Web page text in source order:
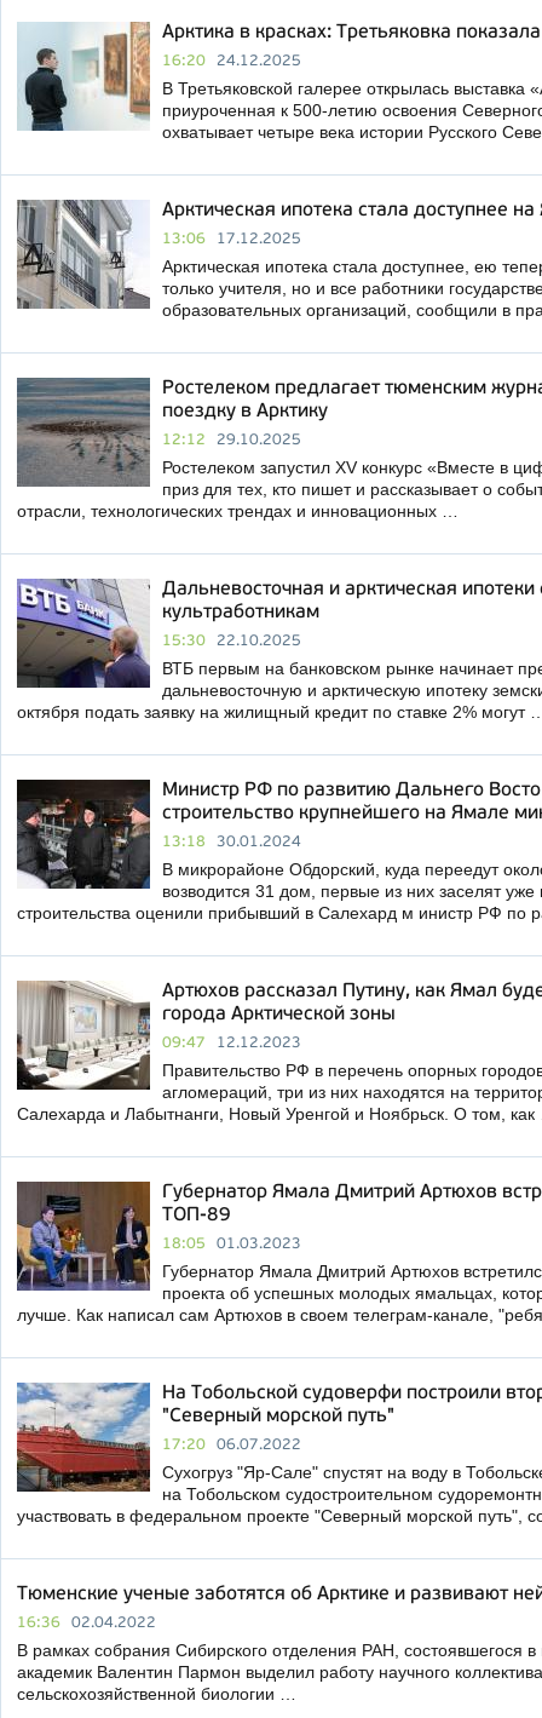
Арктика в красках: Третьяковка
16:20 24.12.2025
В Третьяковской галерее открылась выставка
приуроченная к 500-летию освоения
охватывает четыре века истории Русского
Арктическая ипотека стала доступнее
13:06 17.12.2025
Арктическая ипотека стала доступнее, ею
только учителя, но и все работники
образовательных организаций, сообщили в
Ростелеком предлагает тюменским
поездку в Арктику
12:12 29.10.2025
Ростелеком запустил XV конкурс «Вместе в
приз для тех, кто пишет и рассказывает о
отрасли, технологических трендах и инновационных …
Дальневосточная и арктическая
культработникам
15:30 22.10.2025
ВТБ первым на банковском рынке начинает
дальневосточную и арктическую ипотеку
октября подать заявку на жилищный кредит по ставке 2% могут
Министр РФ по развитию Дальнего
строительство крупнейшего на Ямале
13:18 30.01.2024
В микрорайоне Обдорский, куда переедут
возводится 31 дом, первые из них заселят уже
строительства оценили прибывший в Салехард м инистр РФ по
Артюхов рассказал Путину, как Ямал
города Арктической зоны
09:47 12.12.2023
Правительство РФ в перечень опорных
агломераций, три из них находятся на
Салехарда и Лабытнанги, Новый Уренгой и Ноябрьск. О том,
Губернатор Ямала Дмитрий Артюхов
ТОП-89
18:05 01.03.2023
Губернатор Ямала Дмитрий Артюхов
проекта об успешных молодых ямальцах,
лучше. Как написал сам Артюхов в своем телеграм-канале,
На Тобольской судоверфи построили
"Северный морской путь"
17:20 06.07.2022
Сухогруз "Яр-Сале" спустят на воду в
на Тобольском судостроительном
участвовать в федеральном проекте "Северный морской путь",
Тюменские ученые заботятся об Арктике и развивают
16:36 02.04.2022
В рамках собрания Сибирского отделения РАН, состоявшегося
академик Валентин Пармон выделил работу научного коллектива
сельскохозяйственной биологии …